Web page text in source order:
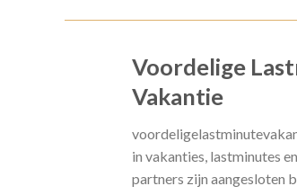
Voordelige
Vakantie
in vakanties, lastminutes
partners zijn aangesloten